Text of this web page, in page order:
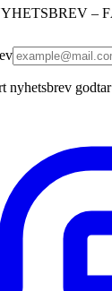
–
nyhetsbrev